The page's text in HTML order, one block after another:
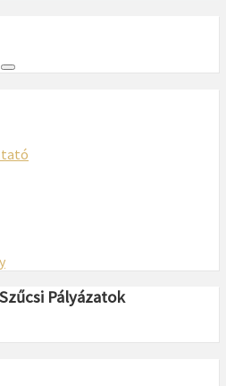
Pályázatok